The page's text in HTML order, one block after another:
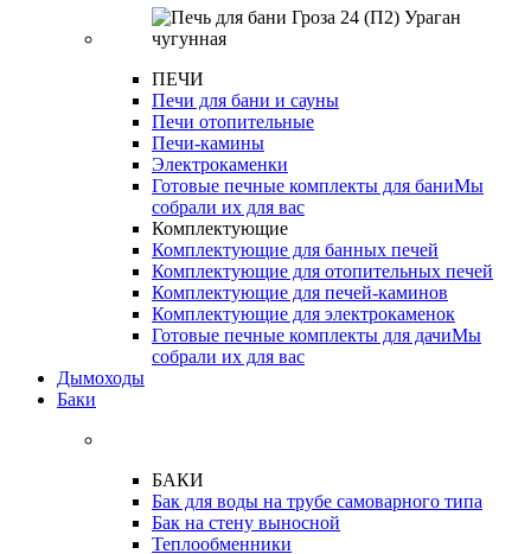
ПЕЧИ
Печи для бани и сауны
Печи отопительные
Печи-камины
Электрокаменки
Готовые печные комплекты для баниМы
собрали их для вас
Комплектующие
Комплектующие для банных печей
Комплектующие для отопительных печей
Комплектующие для печей-каминов
Комплектующие для электрокаменок
Готовые печные комплекты для дачиМы
собрали их для вас
Дымоходы
Баки
БАКИ
Бак для воды на трубе самоварного типа
Бак на стену выносной
Теплообменники